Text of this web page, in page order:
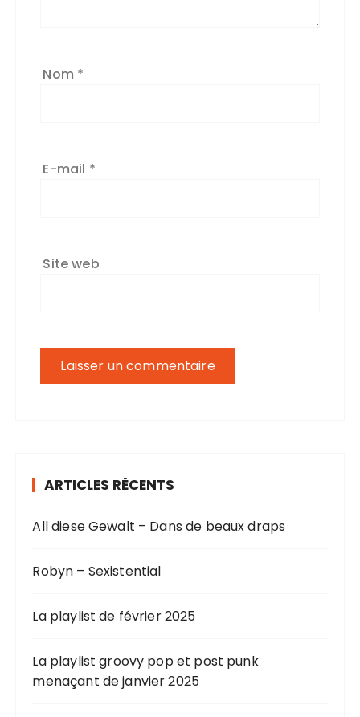
Nom *
E-mail *
Site web
ARTICLES RÉCENTS
All diese Gewalt – Dans de beaux draps
Robyn – Sexistential
La playlist de février 2025
La playlist groovy pop et post punk
menaçant de janvier 2025